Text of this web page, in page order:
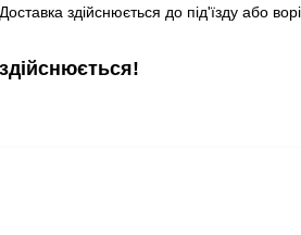
здійснюється до під'їзду або